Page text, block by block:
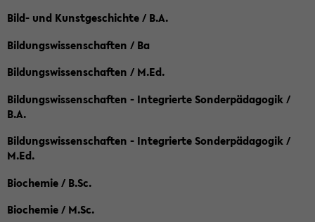
Bild- und Kunstgeschichte / B.A.
Bildungswissenschaften / Ba
Bildungswissenschaften / M.Ed.
Bildungswissenschaften - Integrierte Sonderpädagogik /
B.A.
Bildungswissenschaften - Integrierte Sonderpädagogik /
M.Ed.
Biochemie / B.Sc.
Biochemie / M.Sc.